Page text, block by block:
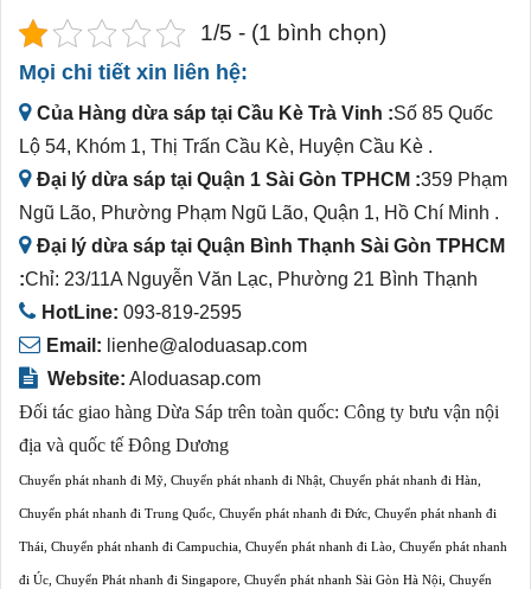
1/5 - (1 bình chọn)
Mọi chi tiết xin liên hệ:
Của Hàng dừa sáp tại Cầu Kè Trà Vinh :Số 85 Quốc
Lộ 54, Khóm 1, Thị Trấn Cầu Kè, Huyện Cầu Kè .
Đại lý dừa sáp tại Quận 1 Sài Gòn TPHCM :359 Phạm
Ngũ Lão, Phường Phạm Ngũ Lão, Quận 1, Hồ Chí Minh .
Đại lý dừa sáp tại Quận Bình Thạnh Sài Gòn TPHCM
:Chỉ: 23/11A Nguyễn Văn Lạc, Phường 21 Bình Thạnh
HotLine: 093-819-2595
Email: lienhe@aloduasap.com
Website: Aloduasap.com
Đối tác giao hàng Dừa Sáp trên toàn quốc: Công ty bưu vận nội
địa và quốc tế Đông Dương
Chuyển phát nhanh đi Mỹ Chuyển phát nhanh đi Nhật Chuyển phát nhanh đi Hàn
Chuyển phát nhanh đi Trung Quốc Chuyển phát nhanh đi Đức Chuyển phát nhanh đi
Thái Chuyển phát nhanh đi Campuchia Chuyển phát nhanh đi Lào Chuyển phát nhanh
đi Úc Chuyển Phát nhanh đi Singapore Chuyển phát nhanh Sài Gòn Hà Nội Chuyển